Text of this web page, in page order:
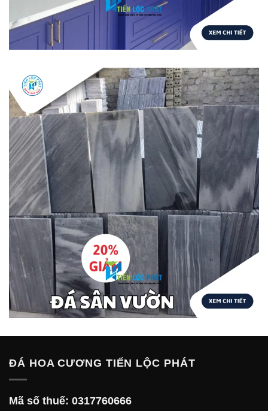
ĐÁ HOA CƯƠNG TIẾN LỘC PHÁT
Mã số thuế: 0317760666